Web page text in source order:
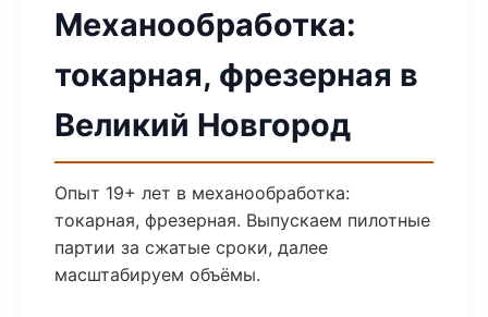
Механообработка:
токарная, фрезерная в
Великий Новгород
Опыт 19+ лет в механообработка:
токарная, фрезерная. Выпускаем пилотные
партии за сжатые сроки, далее
масштабируем объёмы.